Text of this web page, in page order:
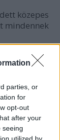
parties, or
for
opt-out
after your
seeing
közepes
mindennek
story (bár
benne 1
már
unalmas.
segfejet